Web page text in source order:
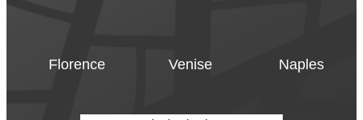
Florence Venise Naples